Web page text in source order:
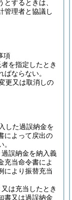
するときは、
管理者と協議し
項
を指定したとき
ならない。
更又は取消しの
した過誤納金を
によって戻出の
誤納金を納入義
充当命令書によ
により振替充当
は充当したとき
書又は過誤納金